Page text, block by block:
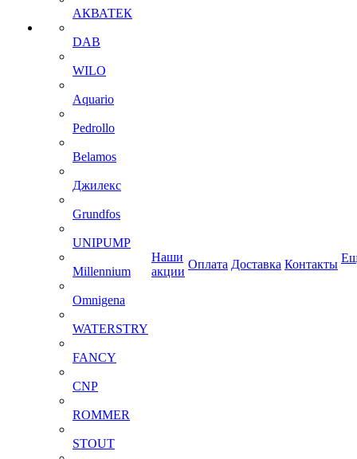
АКВАТЕК
DAB
WILO
Aquario
Pedrollo
Belamos
Джилекс
Grundfos
UNIPUMP
Millennium
Omnigena
WATERSTRY
FANCY
CNP
ROMMER
STOUT
Наши
акции
Оплата Доставка Контакты